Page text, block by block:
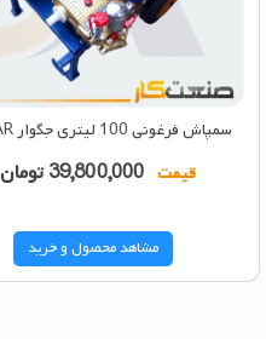
سمپاش فرغونی 100 لیتری جگوار JAGUAR
قیمت 39,800,000 تومان
مشاهد محصول و خرید